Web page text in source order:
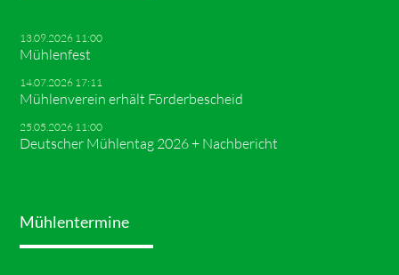
13.09.2026 11:00
Mühlenfest
14.07.2026 17:11
Mühlenverein erhält Förderbescheid
25.05.2026 11:00
Deutscher Mühlentag 2026 + Nachbericht
Mühlentermine